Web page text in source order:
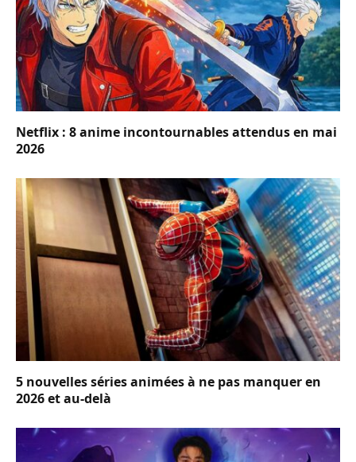
Netflix : 8 anime incontournables attendus en mai
2026
5 nouvelles séries animées à ne pas manquer en
2026 et au-delà